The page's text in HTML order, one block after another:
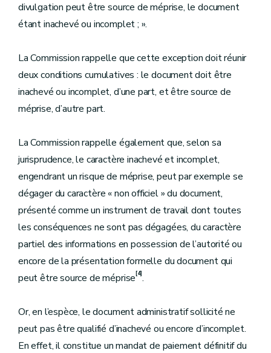
divulgation peut être source de méprise, le document
étant inachevé ou incomplet ; ».
La Commission rappelle que cette exception doit réunir
deux conditions cumulatives : le document doit être
inachevé ou incomplet, d’une part, et être source de
méprise, d’autre part.
La Commission rappelle également que, selon sa
jurisprudence, le caractère inachevé et incomplet,
engendrant un risque de méprise, peut par exemple se
dégager du caractère « non officiel » du document,
présenté comme un instrument de travail dont toutes
les conséquences ne sont pas dégagées, du caractère
partiel des informations en possession de l’autorité ou
encore de la présentation formelle du document qui
peut être source de méprise[4].
Or, en l’espèce, le document administratif sollicité ne
peut pas être qualifié d’inachevé ou encore d’incomplet.
En effet, il constitue un mandat de paiement définitif du